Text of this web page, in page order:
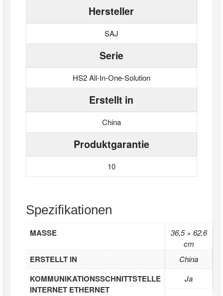
Hersteller
SAJ
Serie
HS2 All-In-One-Solution
Erstellt in
China
Produktgarantie
10
Spezifikationen
MASSE
36,5 × 62,6
cm
ERSTELLT IN China
KOMMUNIKATIONSSCHNITTSTELLE
INTERNET ETHERNET
Ja